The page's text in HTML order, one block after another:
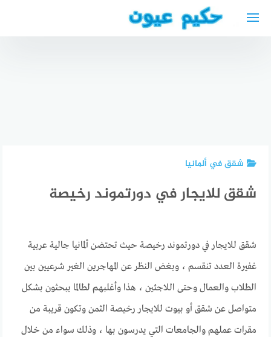
شقق في ألمانيا
شقق للايجار في دورتموند رخيصة
شقق للايجار في دورتموند رخيصة حيث تحتضن ألمانيا جالية عربية
غفيرة العدد تنقسم ، وبغض النظر عن المهاجرين الغير شرعيين بين
الطلاب والعمال وحتى اللاجئين ، هذا وأغلبهم لطالما يبحثون بشكل
متواصل عن شقق أو بيوت للايجار رخيصة الثمن وتكون قريبة من
مقرات عملهم والجامعات التي يدرسون بها ، وذلك سواء من خلال